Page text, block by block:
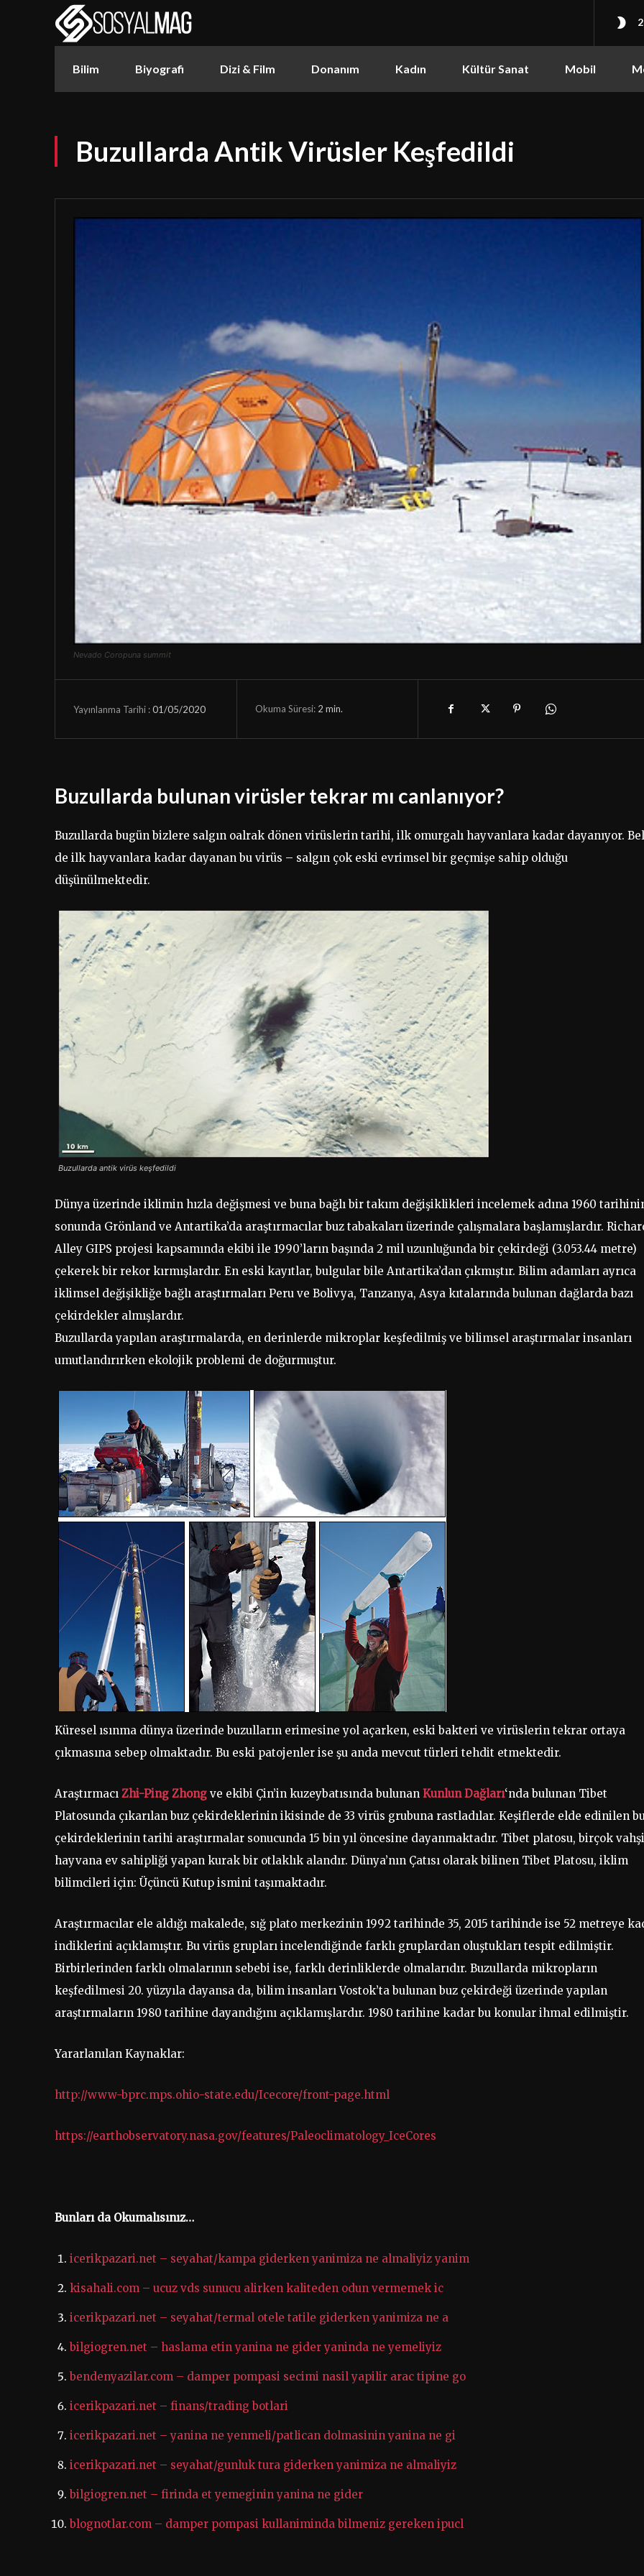
Bilim Biyografi Dizi & Film Donanım Kadın Kültür Sanat Mobil
Buzullarda Antik Virüsler Keşfedildi
Nevado Coropuna summit
Yayınlanma Tarihi :01/05/2020 Okuma Süresi: 2 min.
Buzullarda bulunan virüsler tekrar mı canlanıyor?
Buzullarda bugün bizlere salgın oalrak dönen virüslerin tarihi, ilk omurgalı hayvanlara kadar dayanıyor.
de ilk hayvanlara kadar dayanan bu virüs – salgın çok eski evrimsel bir geçmişe sahip olduğu
düşünülmektedir.
Buzullarda antik virüs keşfedildi
Dünya üzerinde iklimin hızla değişmesi ve buna bağlı bir takım değişiklikleri incelemek adına 1960
sonunda Grönland ve Antartika’da araştırmacılar buz tabakaları üzerinde çalışmalara başlamışlardır.
Alley GIPS projesi kapsamında ekibi ile 1990’ların başında 2 mil uzunluğunda bir çekirdeği (3.053.44 metre)
çekerek bir rekor kırmışlardır. En eski kayıtlar, bulgular bile Antartika’dan çıkmıştır. Bilim adamları ayrıca
iklimsel değişikliğe bağlı araştırmaları Peru ve Bolivya, Tanzanya, Asya kıtalarında bulunan dağlarda bazı
çekirdekler almışlardır.
Buzullarda yapılan araştırmalarda, en derinlerde mikroplar keşfedilmiş ve bilimsel araştırmalar insanları
umutlandırırken ekolojik problemi de doğurmuştur.
Küresel ısınma dünya üzerinde buzulların erimesine yol açarken, eski bakteri ve virüslerin tekrar ortaya
çıkmasına sebep olmaktadır. Bu eski patojenler ise şu anda mevcut türleri tehdit etmektedir.
Araştırmacı Zhi-Ping Zhong ve ekibi Çin’in kuzeybatısında bulunan Kunlun Dağları‘nda bulunan Tibet
Platosunda çıkarılan buz çekirdeklerinin ikisinde de 33 virüs grubuna rastladılar. Keşiflerde elde edinilen
çekirdeklerinin tarihi araştırmalar sonucunda 15 bin yıl öncesine dayanmaktadır. Tibet platosu, birçok vahşi
hayvana ev sahipliği yapan kurak bir otlaklık alandır. Dünya’nın Çatısı olarak bilinen Tibet Platosu, iklim
bilimcileri için: Üçüncü Kutup ismini taşımaktadır.
Araştırmacılar ele aldığı makalede, sığ plato merkezinin 1992 tarihinde 35, 2015 tarihinde ise 52 metreye
indiklerini açıklamıştır. Bu virüs grupları incelendiğinde farklı gruplardan oluştukları tespit edilmiştir.
Birbirlerinden farklı olmalarının sebebi ise, farklı derinliklerde olmalarıdır. Buzullarda mikropların
keşfedilmesi 20. yüzyıla dayansa da, bilim insanları Vostok’ta bulunan buz çekirdeği üzerinde yapılan
araştırmaların 1980 tarihine dayandığını açıklamışlardır. 1980 tarihine kadar bu konular ihmal edilmiştir.
Yararlanılan Kaynaklar:
http://www-bprc.mps.ohio-state.edu/Icecore/front-page.html
https://earthobservatory.nasa.gov/features/Paleoclimatology_IceCores
Bunları da Okumalısınız…
icerikpazari.net – seyahat/kampa giderken yanimiza ne almaliyiz yanim
kisahali.com – ucuz vds sunucu alirken kaliteden odun vermemek ic
icerikpazari.net – seyahat/termal otele tatile giderken yanimiza ne a
bilgiogren.net – haslama etin yanina ne gider yaninda ne yemeliyiz
bendenyazilar.com – damper pompasi secimi nasil yapilir arac tipine go
icerikpazari.net – finans/trading botlari
icerikpazari.net – yanina ne yenmeli/patlican dolmasinin yanina ne gi
icerikpazari.net – seyahat/gunluk tura giderken yanimiza ne almaliyiz
bilgiogren.net – firinda et yemeginin yanina ne gider
blognotlar.com – damper pompasi kullaniminda bilmeniz gereken ipucl